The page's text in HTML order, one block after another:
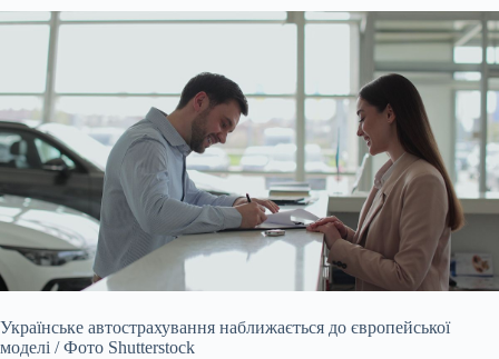
Українське автострахування наближається до європейської
моделі / Фото Shutterstock